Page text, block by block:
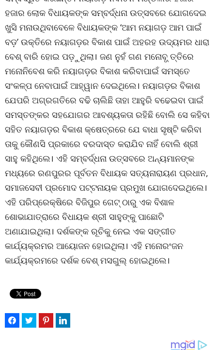
ହଜାର ଲୋକ ବିଧାୟକଙ୍କ ସମ୍ବର୍ଦ୍ଧନା ଉତ୍ସବରେ ଯୋଗଦେଇ
ଖୁସି ମନାଉଥିବାବେଳେ ବିଧାୟକଙ୍କ ‘ଆମ ନୟାଗଡ଼ ଆମ ପାଇଁ
ବଡ଼’ ଉକ୍ତିରେ ନୟାଗଡ଼ର ବିକାଶ ପାଇଁ ଅହରହ ଉଦ୍ୟମର ଧାରା
ବେଶ୍ ବାରି ହୋଇ ପଡ଼ୁଥିଲା। ଜଣ ନୁହଁ ଗଣ ମନୋବୃ୍ ତ୍ତିରେ
ମନୋନିବେଶ କରି ନୟାଗଡ଼ର ବିକାଶ କରିବାପାଇଁ ସମସ୍ତେ
ସଂକଳ୍ପ ନେବାପାଇଁ ଆହ୍ୱାନ ଦେଇଥିଲେ। ନୟାଗଡ଼ର ବିକାଶ
ଯେପରି ଅଗ୍ରଗତିରେ ବଢି ଚାଲିଛି ତାହା ଆହୁରି ବଢେଇବା ପାଇଁ
ସମସ୍ତଙ୍କର ସହଯୋଗର ଆବଶ୍ୟକତା ରହିଛି ବୋଲି ସେ କହିବା
ସହିତ ନୟାଗଡ଼ର ବିକାଶ କ୍ଷେତ୍ରରେ ଯେ ବାଧା ସୃଷ୍ଟି କରିବା
ତାକୁ କୌଣସି ପ୍ରକାରେ ବରଦାସ୍ତ କରାଯିବ ନାହିଁ ବୋଲି ଶ୍ରୀ
ସାହୁ କହିଥିଲେ। ଏହି ସମ୍ବର୍ଦ୍ଧନା ଉତ୍ସବରେ ଅନ୍ୟମାନଙ୍କ
ମଧ୍ୟରେ ରଣପୁରର ପୂର୍ବତନ ବିଧାୟକ ସତ୍ୟନାରାୟଣ ପ୍ରଧାନ,
ସମାଜସେବୀ ପ୍ରମୋଦ ପଟ୍ଟନାୟକ ପ୍ରମୁଖ ଯୋଗଦେଇଥିଲେ।
ଏହି ପରିପ୍ରେକ୍ଷିରେ ବିଜିପୁର ଗେଟ୍ ଠାରୁ ଏକ ବିଶାଳ
ଶୋଭାଯାତ୍ରାରେ ବିଧାୟକ ଶ୍ରୀ ସାହୁଙ୍କୁ ପାଛୋଟି
ଅଣାଯାଇଥିଲା। ଦର୍ଶକଙ୍କ ରୂଚିକୁ ନେଇ ଏକ ସଙ୍ଗୀତ
କାର୍ଯ୍ୟକ୍ରମର ଆୟୋଜନ ହୋଇଥିଲା। ଏହି ମନୋରଂଜନ
କାର୍ଯ୍ୟକ୍ରମରେ ଦର୍ଶକ ବେଶ୍ ମସଗୁଲ୍ ହୋଇଥିଲେ।